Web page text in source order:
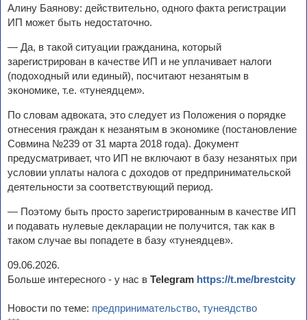
Алину Баянову: действительно, одного факта регистрации
ИП может быть недостаточно.
— Да, в такой ситуации гражданина, который
зарегистрирован в качестве ИП и не уплачивает налоги
(подоходный или единый), посчитают незанятым в
экономике, т.е. «тунеядцем».
По словам адвоката, это следует из Положения о порядке
отнесения граждан к незанятым в экономике (постановление
Совмина №239 от 31 марта 2018 года). Документ
предусматривает, что ИП не включают в базу незанятых при
условии уплаты налога с доходов от предпринимательской
деятельности за соответствующий период.
— Поэтому быть просто зарегистрированным в качестве ИП
и подавать нулевые декларации не получится, так как в
таком случае вы попадете в базу «тунеядцев».
09.06.2026.
Больше интересного - у нас в Telegram https://t.me/brestcity
Новости по теме: предпринимательство, тунеядство